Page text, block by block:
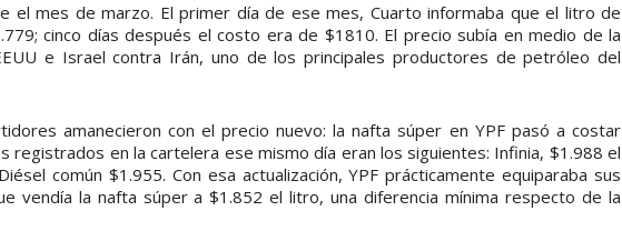
el mes de marzo. El primer día de ese mes, Cuarto informaba que el litro de
cinco días después el costo era de $1810. El precio subía en medio de la
e Israel contra Irán, uno de los principales productores de petróleo del
amanecieron con el precio nuevo: la nafta súper en YPF pasó a costar
registrados en la cartelera ese mismo día eran los siguientes: Infinia, $1.988 el
común $1.955. Con esa actualización, YPF prácticamente equiparaba sus
vendía la nafta súper a $1.852 el litro, una diferencia mínima respecto de la